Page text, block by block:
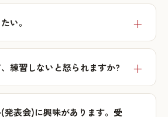
い。
練習しないと怒られますか?
発表会)に興味があります。受